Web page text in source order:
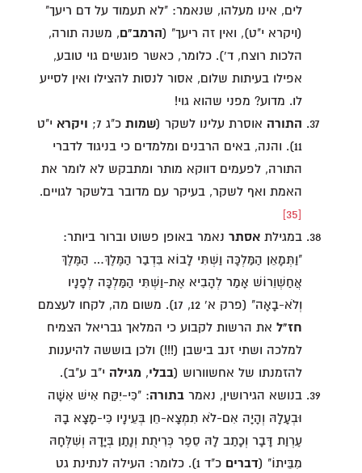
לים, אינו מעלהו, שנאמר: "לא תעמוד על דם ריעך"
(ויקרא י"ט), ואין זה ריעך" (הרמב"ם, משנה תורה,
הלכות רוצח, ד'). כלומר, כאשר פוגשים גוי טובע,
אפילו בעיתות שלום, אסור לנסות להצילו ואין לסייע
לו. מדוע? מפני שהוא גוי!
התורה אוסרת עלינו לשקר (שמות כ"ג 7; ויקרא י"ט
11). והנה, באים הרבנים ומלמדים כי בניגוד לדברי
התורה, לפעמים דווקא מותר ומתבקש לא לומר את
האמת ואף לשקר, בעיקר עם מדובר בלשקר לגויים.
[35]
במגילת אסתר נאמר באופן פשוט וברור ביותר:
"וַתְּמָאֵן הַמַּלְכָּה וַשְׁתִּי לָבוֹא בִּדְבַר הַמֶּלֶךְ… הַמֶּלֶךְ
אֲחַשְׁוֵרוֹשׁ אָמַר לְהָבִיא אֶת-וַשְׁתִּי הַמַּלְכָּה לְפָנָיו
וְלֹא-בָאָה" (פרק א' 12, 17). משום מה, לקחו לעצמם
חז"ל את הרשות לקבוע כי המלאך גבריאל הצמיח
למלכה ושתי זנב בישבן (!!!) ולכן בוששה להיענות
להזמנתו של אחשוורוש (בבלי, מגילה י"ב ע"ב).
בנושא הגירושין, נאמר בתורה: "כִּי-יִקַּח אִישׁ אִשָּׁה
וּבְעָלָהּ וְהָיָה אִם-לֹא תִמְצָא-חֵן בְּעֵינָיו כִּי-מָצָא בָהּ
עֶרְוַת דָּבָר וְכָתַב לָהּ סֵפֶר כְּרִיתֻת וְנָתַן בְּיָדָהּ וְשִׁלְּחָהּ
מִבֵּיתוֹ" (דברים
כ"ד 1). כלומר: העילה לנתינת גט